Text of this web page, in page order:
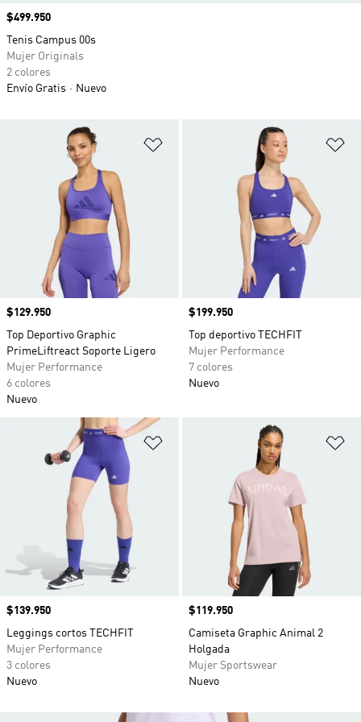
Añadir a la lista de deseos
Precio
$129.950
Top Deportivo Graphic
PrimeLiftreact Soporte Ligero
Mujer Performance
6 colores
Nuevo
Precio
$199.950
Top deportivo TECHFIT
Mujer Performance
7 colores
Nuevo
Añadir a la lista de deseos
Precio
$139.950
Leggings cortos TECHFIT
Mujer Performance
3 colores
Nuevo
Precio
$119.950
Camiseta Graphic Animal 2
Holgada
Mujer Sportswear
Nuevo
Precio
$499.950
Tenis Campus 00s
Mujer Originals
2 colores
Envío Gratis
Nuevo